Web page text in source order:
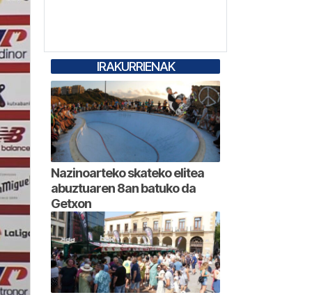
IRAKURRIENAK
Nazinoarteko skateko elitea
abuztuaren 8an batuko da
Getxon